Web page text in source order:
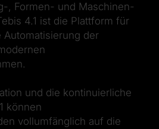
, Formen- und Maschinen-
4.1 ist die Plattform für
der
und die kontinuierliche
können
vollumfänglich auf die